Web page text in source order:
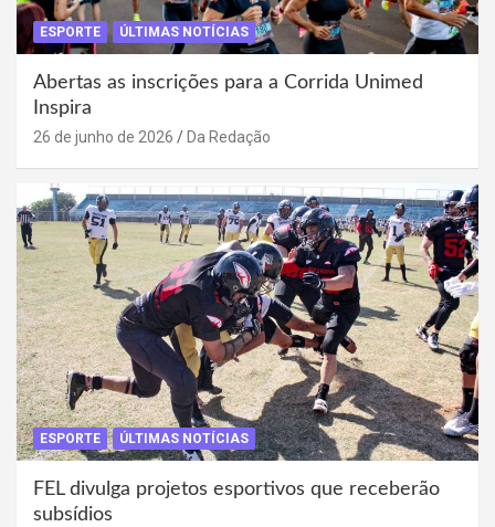
ESPORTE ÚLTIMAS NOTÍCIAS
Abertas as inscrições para a Corrida Unimed
Inspira
26 de junho de 2026 Da Redação
ESPORTE ÚLTIMAS NOTÍCIAS
FEL divulga projetos esportivos que receberão
subsídios